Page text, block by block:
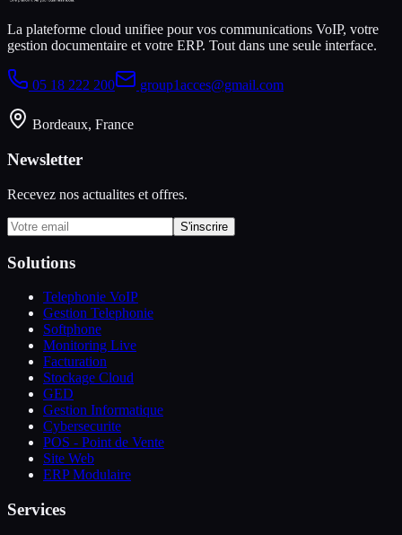
La plateforme cloud unifiee pour vos communications VoIP, votre
gestion documentaire et votre ERP. Tout dans une seule interface.
05 18 222 200 group1acces@gmail.com
Bordeaux, France
Newsletter
Recevez nos actualites et offres.
S'inscrire
Solutions
Telephonie VoIP
Gestion Telephonie
Softphone
Monitoring Live
Facturation
Stockage Cloud
GED
Gestion Informatique
Cybersecurite
POS - Point de Vente
Site Web
ERP Modulaire
Services